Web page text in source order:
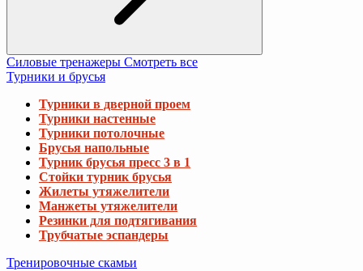
Силовые тренажеры Смотреть все
Турники и брусья
Турники в дверной проем
Турники настенные
Турники потолочные
Брусья напольные
Турник брусья пресс 3 в 1
Стойки турник брусья
Жилеты утяжелители
Манжеты утяжелители
Резинки для подтягивания
Трубчатые эспандеры
Тренировочные скамьи